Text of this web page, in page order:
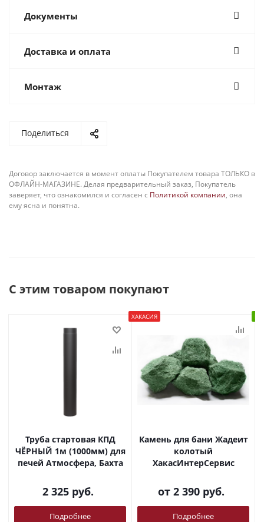
Документы
Доставка и оплата
Монтаж
Поделиться
Договор заключается в момент оплаты Покупателем товара ТОЛЬКО в
ОФЛАЙН-МАГАЗИНЕ. Делая предварительный заказ, Покупатель
заверяет, что ознакомился и согласен с Политикой компании, она
ему ясна и понятна.
С этим товаром покупают
Труба стартовая КПД
ЧЁРНЫЙ 1м (1000мм) для
печей Атмосфера, Бахта
2 325 руб.
Подробнее
ХАКАСИЯ
Камень для бани Жадеит
колотый
ХакасИнтерСервис
от 2 390 руб.
Подробнее
В